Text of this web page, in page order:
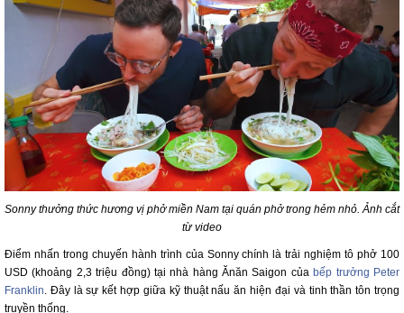
Sonny thưởng thức hương vị phở miền Nam tại quán phở trong hẻm nhỏ. Ảnh cắt
từ video
Điểm nhấn trong chuyến hành trình của Sonny chính là trải nghiệm tô phở 100
USD (khoảng 2,3 triệu đồng) tại nhà hàng Ănăn Saigon củabếp trưởng Peter
Franklin . Đây là sự kết hợp giữa kỹ thuật nấu ăn hiện đại và tinh thần tôn trọng
truyền thống.